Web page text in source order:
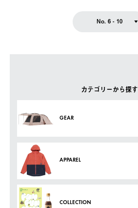
カテゴリーから探す
GEAR
APPAREL
COLLECTION
No. 6 - 10